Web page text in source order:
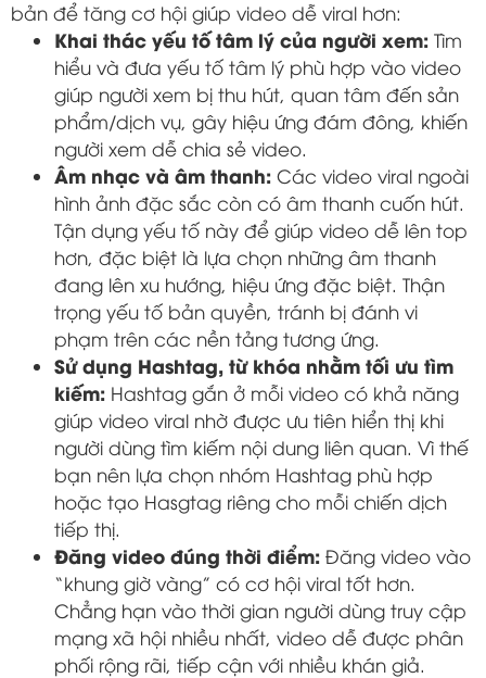
bản để tăng cơ hội giúp video dễ viral hơn:
Khai thác yếu tố tâm lý của người xem: Tìm
hiểu và đưa yếu tố tâm lý phù hợp vào video
giúp người xem bị thu hút, quan tâm đến sản
phẩm/dịch vụ, gây hiệu ứng đám đông, khiến
người xem dễ chia sẻ video.
Âm nhạc và âm thanh: Các video viral ngoài
hình ảnh đặc sắc còn có âm thanh cuốn hút.
Tận dụng yếu tố này để giúp video dễ lên top
hơn, đặc biệt là lựa chọn những âm thanh
đang lên xu hướng, hiệu ứng đặc biệt. Thận
trọng yếu tố bản quyền, tránh bị đánh vi
phạm trên các nền tảng tương ứng.
Sử dụng Hashtag, từ khóa nhằm tối ưu tìm
kiếm: Hashtag gắn ở mỗi video có khả năng
giúp video viral nhờ được ưu tiên hiển thị khi
người dùng tìm kiếm nội dung liên quan. Vì thế
bạn nên lựa chọn nhóm Hashtag phù hợp
hoặc tạo Hasgtag riêng cho mỗi chiến dịch
tiếp thị.
Đăng video đúng thời điểm: Đăng video vào
“khung giờ vàng” có cơ hội viral tốt hơn.
Chẳng hạn vào thời gian người dùng truy cập
mạng xã hội nhiều nhất, video dễ được phân
phối rộng rãi, tiếp cận với nhiều khán giả.